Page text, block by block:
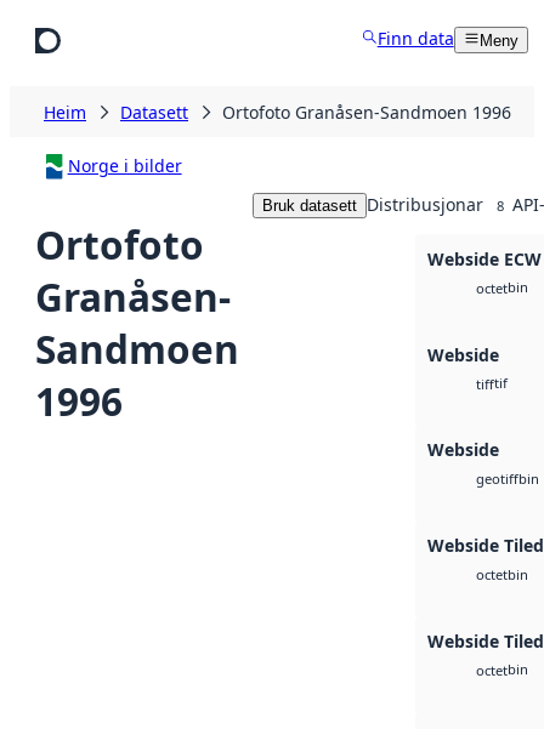
Finn data Meny
Heim Datasett Ortofoto Granåsen-Sandmoen 1996
Norge i bilder
Ortofoto
Granåsen-
Sandmoen
1996
Bruk datasett Distribusjonar 8
Webside ECW
octetbin
Webside
tifftif
Webside
geotiffbin
Webside
octetbin
Webside
octetbin